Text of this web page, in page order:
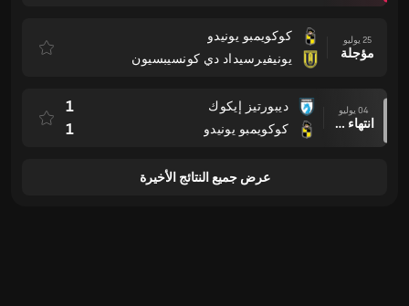
25 يوليو
مؤجلة
كوكويمبو يونيدو
يونيفيرسيداد دي كونسيبسيون
04 يوليو
انتهاء وقت المباراة
ديبورتيز إيكوك
كوكويمبو يونيدو
1
1
عرض جميع النتائج الأخيرة